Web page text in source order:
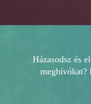
PORTFÓLIÓHázasodsz és
meghívókat?